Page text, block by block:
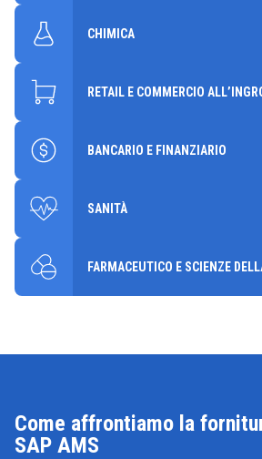
CHIMICA
RETAIL E COMMERCIO
BANCARIO E FINANZIARIO
SANITÀ
FARMACEUTICO E SCIENZE
Come affrontiamo la
SAP AMS